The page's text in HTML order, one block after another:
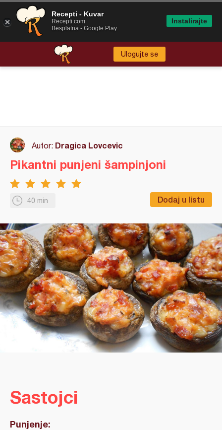
Ulogujte se
Autor: Dragica Lovcevic
40 min Dodaj u listu
Pikantni punjeni šampinjoni
Sastojci
Punjenje:
Recepti - Kuvar
Recepti.com
Besplatna - Google Play
Instalirajte